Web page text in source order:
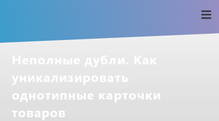
уникализировать
однотипные карточки
товаров